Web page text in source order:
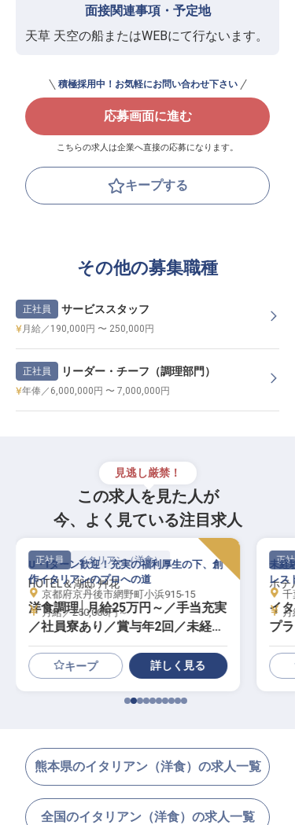
面接関連事項・予定地
天草 天空の船またはWEBにて行ないます。
積極採用中！お気軽にお問い合わせ下さい
応募画面に進む
こちらの求人は企業へ直接の応募になります。
キープする
その他の募集職種
正社員 サービススタッフ
月給／190,000円 〜 250,000円
正社員 リーダー・チーフ（調理部門）
年俸／6,000,000円 〜 7,000,000円
見逃し厳禁！
この求人を見た人が
今、よく見ている注目求人
正社員 イタリアン（洋食）
HOTEL＆湖邸 艸花
洋食調理│月給25万円～／手当充実
／社員寮あり／賞与年2回／未経験
可
U・Iターン歓迎！充実の福利厚生の下、創
作イタリアンのプロへの道
京都府京丹後市網野町小浜915-15
月給／250,000円～
キープ 詳しく見る
正社
ホテ
イ
プ
遇充
未経
レス
千
月
熊本県のイタリアン（洋食）の求人一覧
全国のイタリアン（洋食）の求人一覧